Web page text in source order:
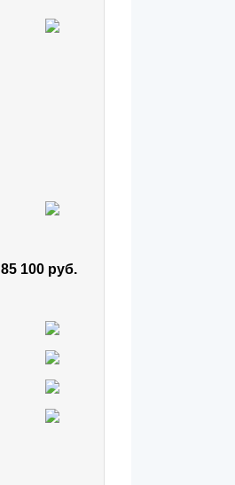
85 100 руб.